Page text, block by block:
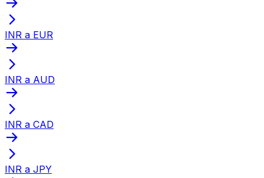
INR a EUR
INR a AUD
INR a CAD
INR a JPY